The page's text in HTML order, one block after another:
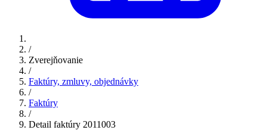
/
Zverejňovanie
/
Faktúry, zmluvy, objednávky
/
Faktúry
/
Detail faktúry 2011003